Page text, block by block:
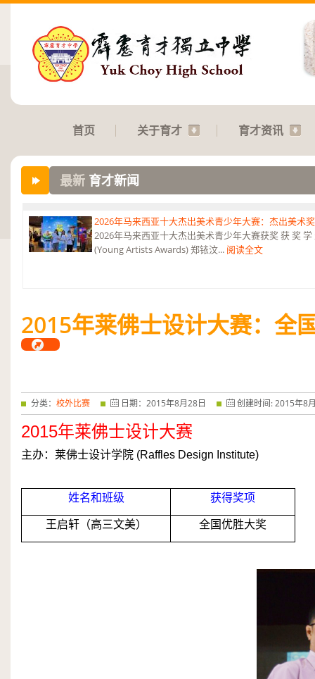
首页 关于育才 育才资讯
最新 育才新闻
恭贺本校庄浩霖同学荣获第六届“中华翰墨情”佛港澳台侨
——特优奖...阅读全文
2026年马来西亚十大杰出美术青少年大赛：杰出美术
2026年马来西亚十大杰出美术青少年大赛获奖 获 奖
(Young Artists Awards) 郑铱汶... 阅读全文
2015年莱佛士设计大赛：全
分类： 校外比赛 日期： 2015年8月28日 创建时间:2015年8
2015年莱佛士设计大赛
主办：莱佛士设计学院 (Raf­fles Design Institute)
姓名和班级
获得奖项
王启轩（高三文美） 全国优胜大奖